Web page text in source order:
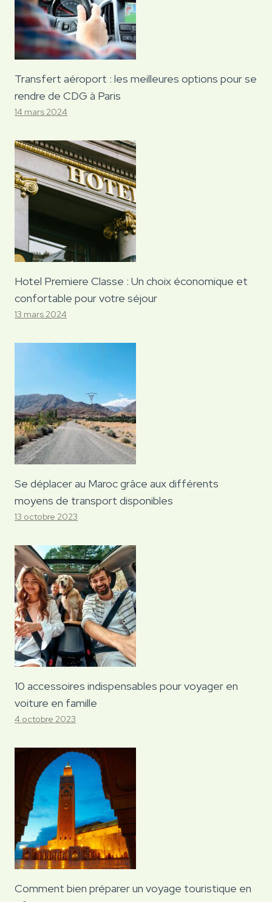
Transfert aéroport : les meilleures options pour se
rendre de CDG à Paris
14 mars 2024
Hotel Premiere Classe : Un choix économique et
confortable pour votre séjour
13 mars 2024
Se déplacer au Maroc grâce aux différents
moyens de transport disponibles
13 octobre 2023
10 accessoires indispensables pour voyager en
voiture en famille
4 octobre 2023
Comment bien préparer un voyage touristique en